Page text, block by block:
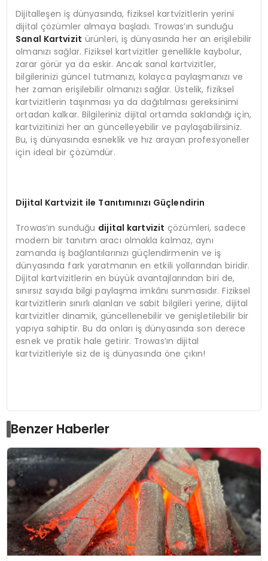
Dijitalleşen iş dünyasında, fiziksel kartvizitlerin yerini
dijital çözümler almaya başladı. Trowas’ın sunduğu
Sanal Kartvizit ürünleri, iş dünyasında her an erişilebilir
olmanızı sağlar. Fiziksel kartvizitler genellikle kaybolur,
zarar görür ya da eskir. Ancak sanal kartvizitler,
bilgilerinizi güncel tutmanızı, kolayca paylaşmanızı ve
her zaman erişilebilir olmanızı sağlar. Üstelik, fiziksel
kartvizitlerin taşınması ya da dağıtılması gereksinimi
ortadan kalkar. Bilgileriniz dijital ortamda saklandığı için,
kartvizitinizi her an güncelleyebilir ve paylaşabilirsiniz.
Bu, iş dünyasında esneklik ve hız arayan profesyoneller
için ideal bir çözümdür.
Dijital Kartvizit ile Tanıtımınızı Güçlendirin
Trowas’ın sunduğu dijital kartvizit çözümleri, sadece
modern bir tanıtım aracı olmakla kalmaz, aynı
zamanda iş bağlantılarınızı güçlendirmenin ve iş
dünyasında fark yaratmanın en etkili yollarından biridir.
Dijital kartvizitlerin en büyük avantajlarından biri de,
sınırsız sayıda bilgi paylaşma imkânı sunmasıdır. Fiziksel
kartvizitlerin sınırlı alanları ve sabit bilgileri yerine, dijital
kartvizitler dinamik, güncellenebilir ve genişletilebilir bir
yapıya sahiptir. Bu da onları iş dünyasında son derece
esnek ve pratik hale getirir. Trowas’ın dijital
kartvizitleriyle siz de iş dünyasında öne çıkın!
Benzer Haberler